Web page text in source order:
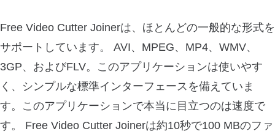
Free Video Cutter Joinerは、ほとんどの一般的な形式を
サポートしています。 AVI、MPEG、MP4、WMV、
3GP、およびFLV。このアプリケーションは使いやす
く、シンプルな標準インターフェースを備えていま
す。このアプリケーションで本当に目立つのは速度で
す。 Free Video Cutter Joinerは約10秒で100 MBのファ